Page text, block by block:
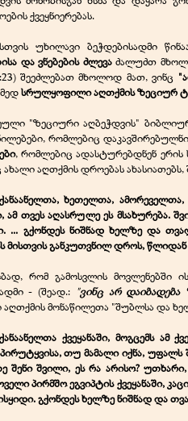
ქვეყნიერებას.
უხილავი ბეჭდებისადმი
და ვნებების ძლევაძალუძთ
შეეძლებათ მხოლოდ მათ, ვინც
სრულყოფილი აღთქმის ზეციურ
"ზეციური აღბეჭდვის"
რომლებიც
, რომლებიც ადასტურებდნენ ერის
აღთქმის დროებას ახასიათებს,
ხეთელთა, ამორეველთა,
თვეს აღასრულე ეს მსახურება.
... გქონდეს ნიშნად ხელზე და
მისთვის განკუთვნილ დროს,
რომ გამოსვლის მოვლენებში
- (შეად.: "ვინც არ დაიბადება
აღთქმის მონაწილეთა "შუბლსა და
ქვეყანაში, მოგცემს
თუ მამალი იქნა,
შენი შვილი, ეს რა არისო?
პირმშო ეგვიპტის ქვეყანაში,
გქონდეს ხელზე ნიშნად და